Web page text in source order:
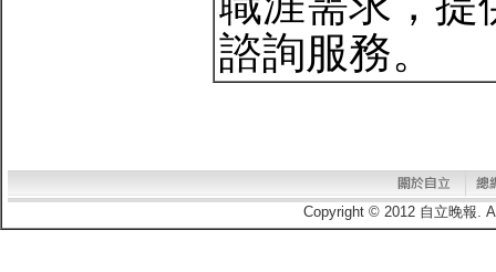
諮詢服務。
Copyright © 2012 自立晚報.